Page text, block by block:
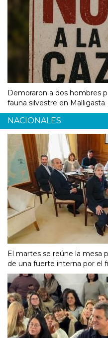
Demoraron a dos hombres
fauna silvestre en Malligasta
NACIONALES
El martes se reúne la mesa
de una fuerte interna por el